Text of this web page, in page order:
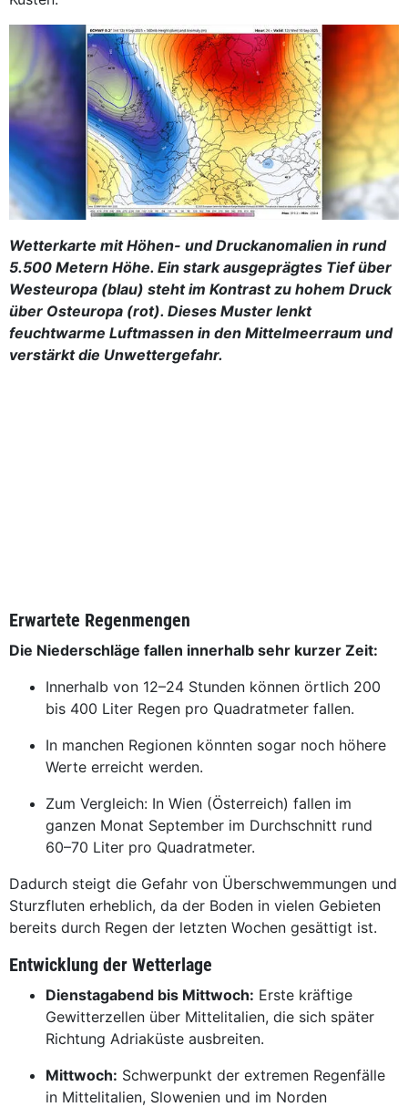
Wetterkarte mit Höhen- und Druckanomalien in rund
5.500 Metern Höhe. Ein stark ausgeprägtes Tief über
Westeuropa (blau) steht im Kontrast zu hohem Druck
über Osteuropa (rot). Dieses Muster lenkt
feuchtwarme Luftmassen in den Mittelmeerraum und
verstärkt die Unwettergefahr.
Erwartete Regenmengen
Die Niederschläge fallen innerhalb sehr kurzer Zeit:
Innerhalb von 12–24 Stunden können örtlich 200
bis 400 Liter Regen pro Quadratmeter fallen.
In manchen Regionen könnten sogar noch höhere
Werte erreicht werden.
Zum Vergleich: In Wien (Österreich) fallen im
ganzen Monat September im Durchschnitt rund
60–70 Liter pro Quadratmeter.
Dadurch steigt die Gefahr von Überschwemmungen und
Sturzfluten erheblich, da der Boden in vielen Gebieten
bereits durch Regen der letzten Wochen gesättigt ist.
Entwicklung der Wetterlage
Dienstagabend bis Mittwoch: Erste kräftige
Gewitterzellen über Mittelitalien, die sich später
Richtung Adriaküste ausbreiten.
Mittwoch: Schwerpunkt der extremen Regenfälle
in Mittelitalien, Slowenien und im Norden